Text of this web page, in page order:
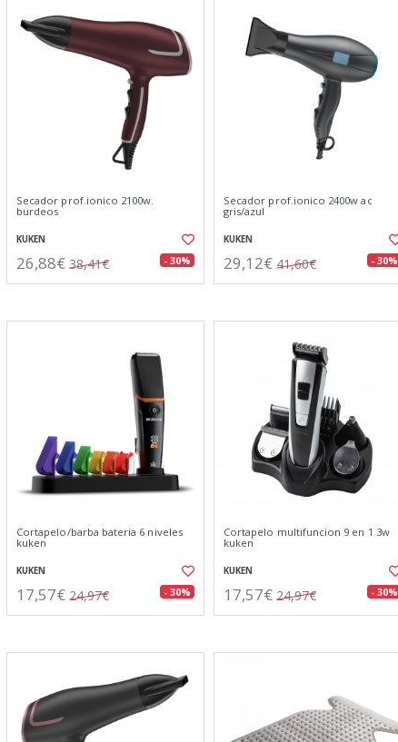
Secador prof.ionico 2100w.
burdeos
KUKEN
26,88€ 38,41€ - 30%
Secador prof.ionico 2400w ac
gris/azul
KUKEN
29,12€ 41,60€ - 30%
Cortapelo/barba bateria 6 niveles
kuken
KUKEN
17,57€ 24,97€ - 30%
Cortapelo multifuncion 9 en 1 3w
kuken
KUKEN
17,57€ 24,97€ - 30%